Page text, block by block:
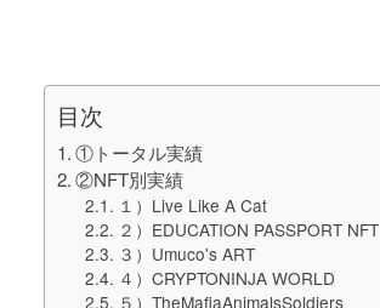
目次
①トータル実績
②NFT別実績
１）Live Like A Cat
２）EDUCATION PASSPORT NFT
３）Umuco's ART
４）CRYPTONINJA WORLD
５）TheMafiaAnimalsSoldiers